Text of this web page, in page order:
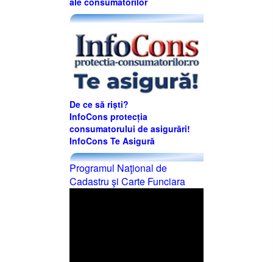
De ce să riști?
InfoCons protecția
consumatorului de asigurări!
InfoCons Te Asigură
Programul Naţional de
Cadastru şi Carte Funciara